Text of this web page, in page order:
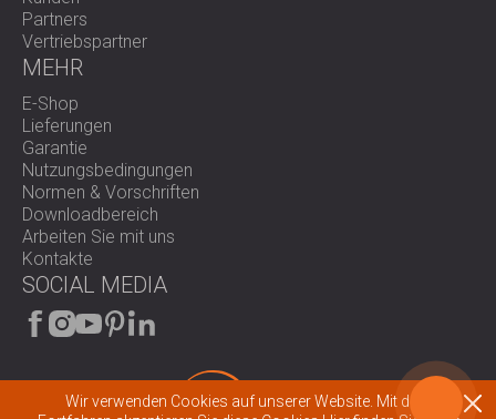
Partners
Vertriebspartner
MEHR
E-Shop
Lieferungen
Garantie
Nutzungsbedingungen
Normen & Vorschriften
Downloadbereich
Arbeiten Sie mit uns
Kontakte
SOCIAL MEDIA
Wir verwenden Cookies auf unserer Website. Mit dem